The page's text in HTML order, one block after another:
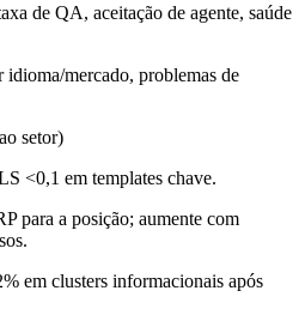
de QA, aceitação de agente, saúde
mercado, problemas de
setor)
<0,1 em templates chave.
para a posição; aumente com
em clusters informacionais após